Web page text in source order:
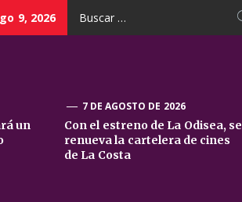
9, 2026
un
7 DE AGOSTO DE 2026
Con el estreno de La Odisea, se
renueva la cartelera de cines
de La Costa